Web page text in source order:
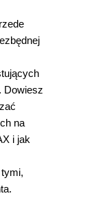
Dowiesz
na
i jak